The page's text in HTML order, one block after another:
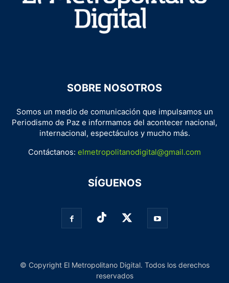
SOBRE NOSOTROS
Somos un medio de comunicación que impulsamos un
Periodismo de Paz e informamos del acontecer nacional,
internacional, espectáculos y mucho más.
Contáctanos: elmetropolitanodigital@gmail.com
SÍGUENOS
© Copyright El Metropolitano Digital. Todos los derechos
reservados